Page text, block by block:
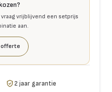
vrijblijvend een setprijs
aan.
offerte
2 jaar garantie